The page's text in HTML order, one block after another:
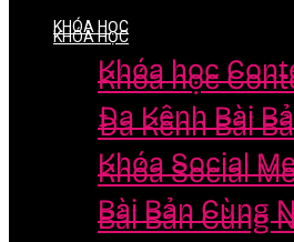
KHÓA HỌC
Khóa học
Đa Kênh Bài
Khóa Social
Bài Bản Cùng
KHÓA HỌC
Khóa học
Đa Kênh Bài
Khóa Social
Bài Bản Cùng